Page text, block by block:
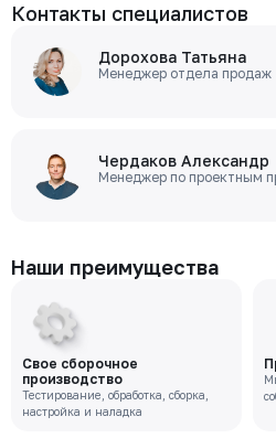
Контакты специалистов
Дорохова Татьяна
Менеджер отдела продаж
Чердаков Александр
Менеджер по проектным
Наши преимущества
Свое сборочное
производство
Тестирование, обработка, сборка,
настройка и наладка